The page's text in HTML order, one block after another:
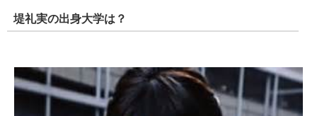
堤礼実の出身大学は？